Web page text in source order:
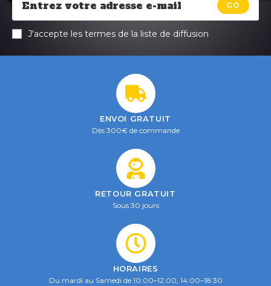
GO
J'accepte les termes de la liste de diffusion
ENVOI GRATUIT
Dès 300€ de commande
RETOUR GRATUIT
Sous 30 jours
HORAIRES
Du mardi au Samedi de 10:00–12:00, 14:00–18:30